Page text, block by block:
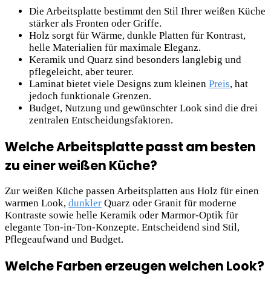
Die Arbeitsplatte bestimmt den Stil Ihrer weißen Küche
stärker als Fronten oder Griffe.
Holz sorgt für Wärme, dunkle Platten für Kontrast,
helle Materialien für maximale Eleganz.
Keramik und Quarz sind besonders langlebig und
pflegeleicht, aber teurer.
Laminat bietet viele Designs zum kleinen Preis, hat
jedoch funktionale Grenzen.
Budget, Nutzung und gewünschter Look sind die drei
zentralen Entscheidungsfaktoren.
Welche Arbeitsplatte passt am besten
zu einer weißen Küche?
Zur weißen Küche passen Arbeitsplatten aus Holz für einen
warmen Look, dunkler Quarz oder Granit für moderne
Kontraste sowie helle Keramik oder Marmor-Optik für
elegante Ton-in-Ton-Konzepte. Entscheidend sind Stil,
Pflegeaufwand und Budget.
Welche Farben erzeugen welchen Look?